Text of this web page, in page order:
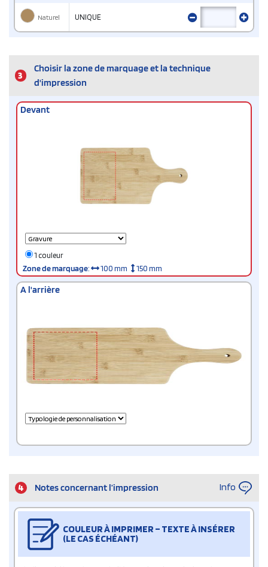
Naturel UNIQUE
3
Choisir la zone de marquage et la technique
d'impression
Devant
1 couleur
Zone de marquage: 100 mm 150 mm
A l'arrière
4 Notes concernant l’impression Info
COULEUR À IMPRIMER – TEXTE À INSÉRER
(LE CAS ÉCHÉANT)